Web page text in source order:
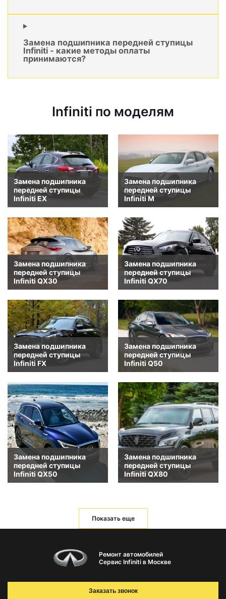
Замена подшипника передней ступицы
Infiniti - какие методы оплаты
принимаются?
Infiniti по моделям
Замена подшипника
передней ступицы
Infiniti EX
Замена подшипника
передней ступицы
Infiniti M
Замена подшипника
передней ступицы
Infiniti QX30
Замена подшипника
передней ступицы
Infiniti QX70
Замена подшипника
передней ступицы
Infiniti FX
Замена подшипника
передней ступицы
Infiniti Q50
Замена подшипника
передней ступицы
Infiniti QX50
Замена подшипника
передней ступицы
Infiniti QX80
Показать еще
Ремонт автомобилей
Сервис Infiniti в Москве
Заказать звонок